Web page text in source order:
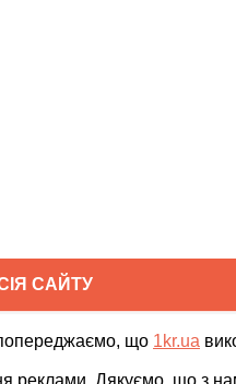
САЙТУ
що 1kr.ua
реклами. Дякуємо, що з